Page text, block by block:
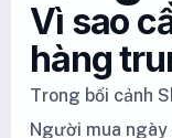
Vì sao
hàng
Trong bối cảnh
Người mua